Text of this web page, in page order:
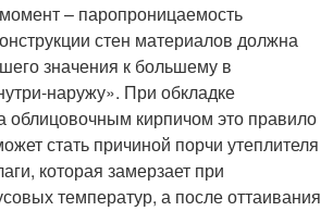
– паропроницаемость
стен материалов должна
значения к большему в
наружу». При обкладке
облицовочным кирпичом это правило
стать причиной порчи утеплителя
которая замерзает при
температур, а после оттаивания